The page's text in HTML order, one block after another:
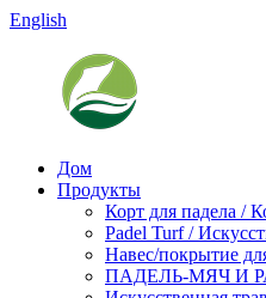
English
Дом
Продукты
Корт для падела /
Padel Turf /
Навес/покрытие
ПАДЕЛЬ-МЯЧ И